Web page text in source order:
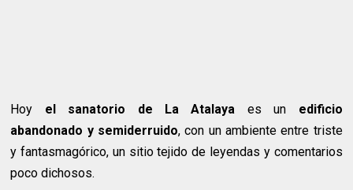
Hoy el sanatorio de La Atalaya es un edificio
abandonado y semiderruido, con un ambiente entre triste
y fantasmagórico, un sitio tejido de leyendas y comentarios
poco dichosos.